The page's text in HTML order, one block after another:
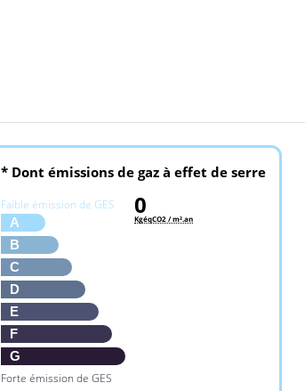
* Dont émissions de gaz à effet de serre
Faible émission de GES
A
B
C
D
E
F
G
Forte émission de GES
0
KgéqCO2 / m².an